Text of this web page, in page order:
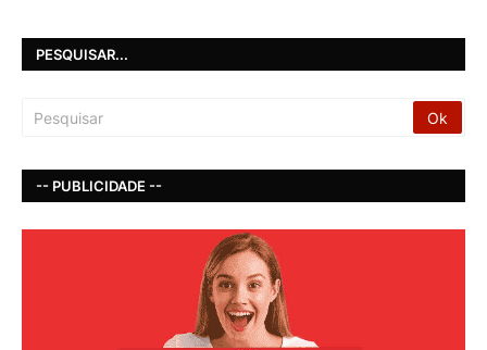
PESQUISAR...
-- PUBLICIDADE --